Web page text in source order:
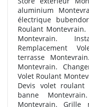
aluminium
électrique
Roulant
Montevrain.
Remplacement
terrasse
Montevrain.
Volet Roulant
Devis volet roulant
banne
Montevrain. Grille